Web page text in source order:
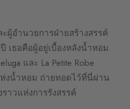
ะผู้อำนวยการฝ่ายสร้างสรรค์
เธอคือผู้อยู่เบื้องหลังน้ำหอม
และ La Petite Robe
งน้ำหอม ถ่ายทอดไว้ที่นี่ผ่าน
าวแห่งการรังสรรค์